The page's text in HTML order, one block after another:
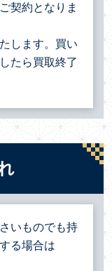
契約となりま
します。買い
たら買取終了
いものでも持
る場合は